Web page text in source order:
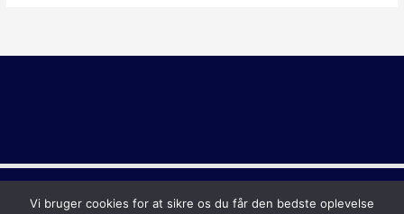
Copyright © 2026 Sidste Skoledag
Vi bruger cookies for at sikre os du får den bedste oplevelse